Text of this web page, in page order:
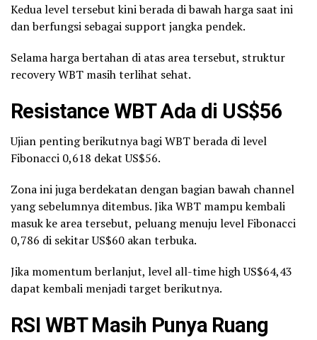
Kedua level tersebut kini berada di bawah harga saat ini
dan berfungsi sebagai support jangka pendek.
Selama harga bertahan di atas area tersebut, struktur
recovery WBT masih terlihat sehat.
Resistance WBT Ada di US$56
Ujian penting berikutnya bagi WBT berada di level
Fibonacci 0,618 dekat US$56.
Zona ini juga berdekatan dengan bagian bawah channel
yang sebelumnya ditembus. Jika WBT mampu kembali
masuk ke area tersebut, peluang menuju level Fibonacci
0,786 di sekitar US$60 akan terbuka.
Jika momentum berlanjut, level all-time high US$64,43
dapat kembali menjadi target berikutnya.
RSI WBT Masih Punya Ruang